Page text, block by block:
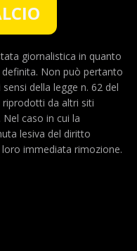
giornalistica in quanto
Non può pertanto
della legge n. 62 del
da altri siti
caso in cui la
lesiva del diritto
immediata rimozione.